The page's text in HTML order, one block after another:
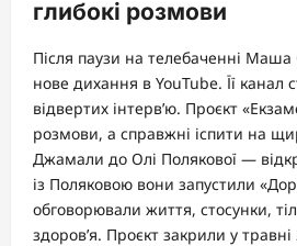
глибокі розмови
Після паузи на телебаченні
нове дихання в YouTube. Її канал
відвертих інтерв’ю. Проєкт
розмови, а справжні іспити на
Джамали до Олі Полякової —
із Поляковою вони запустили
обговорювали життя, стосунки,
здоров’я. Проєкт закрили у травні